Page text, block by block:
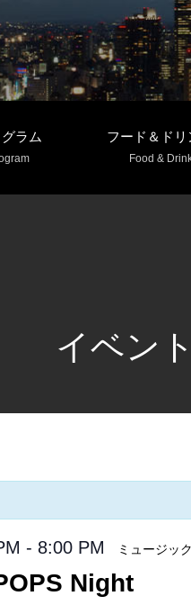
ラム フード＆ドリ
Food &
イベン
- 8:00 PM ミュージッ
Night